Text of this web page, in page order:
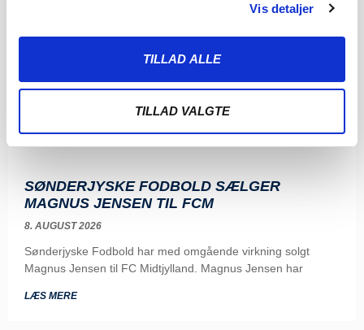
Vis detaljer
TILLAD ALLE
TILLAD VALGTE
SØNDERJYSKE FODBOLD SÆLGER
MAGNUS JENSEN TIL FCM
8. AUGUST 2026
Sønderjyske Fodbold har med omgående virkning solgt
Magnus Jensen til FC Midtjylland. Magnus Jensen har
LÆS MERE